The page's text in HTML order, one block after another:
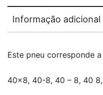
Informação adicional
Este pneu corresponde
40×8, 40-8, 40 – 8, 40